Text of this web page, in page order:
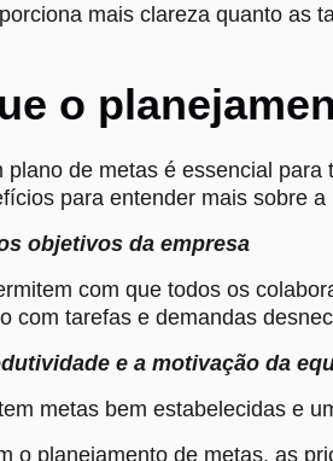
mais clareza quanto as
o
plano de metas é essencial
para entender mais sobre
objetivos da empresa
com que todos os
com tarefas e demandas
e a motivação da
metas bem estabelecidas e
o planejamento de metas, as